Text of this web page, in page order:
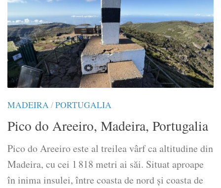
MADEIRA/PORTUGALIA
Pico do Areeiro, Madeira, Portugalia
Pico do Areeiro este al treilea vârf ca altitudine din
Madeira, cu cei 1 818 metri ai săi. Situat aproape
în inima insulei, între coasta de nord și coasta de